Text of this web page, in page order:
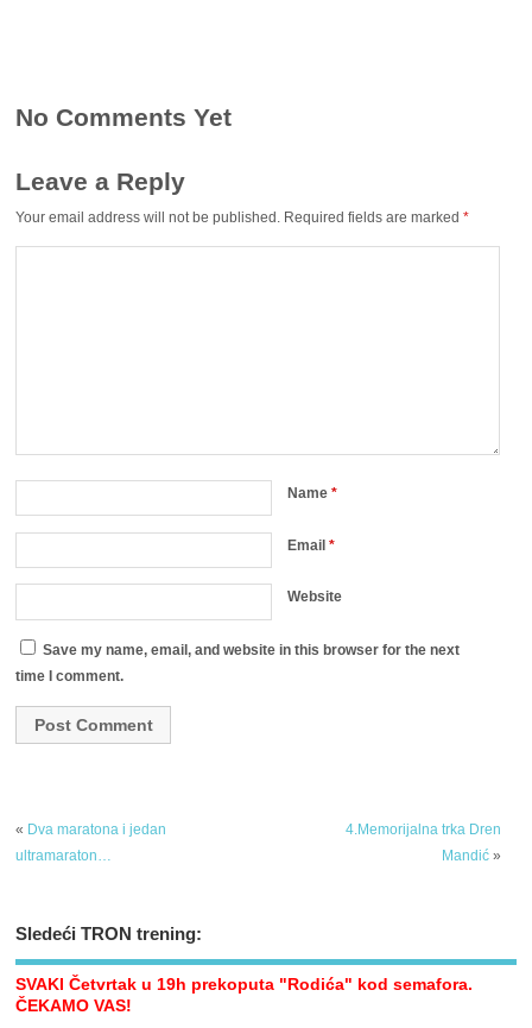
No Comments Yet
Leave a Reply
Your email address will not be published. Required fields are marked*
Name*
Email*
Website
Save my name, email, and website in this browser for the next
time I comment.
« Dva maratona i jedan
ultramaraton…
4.Memorijalna trka Dren
Mandić»
Sledeći TRON trening:
SVAKI Četvrtak u 19h prekoputa "Rodića" kod semafora.
ČEKAMO VAS!